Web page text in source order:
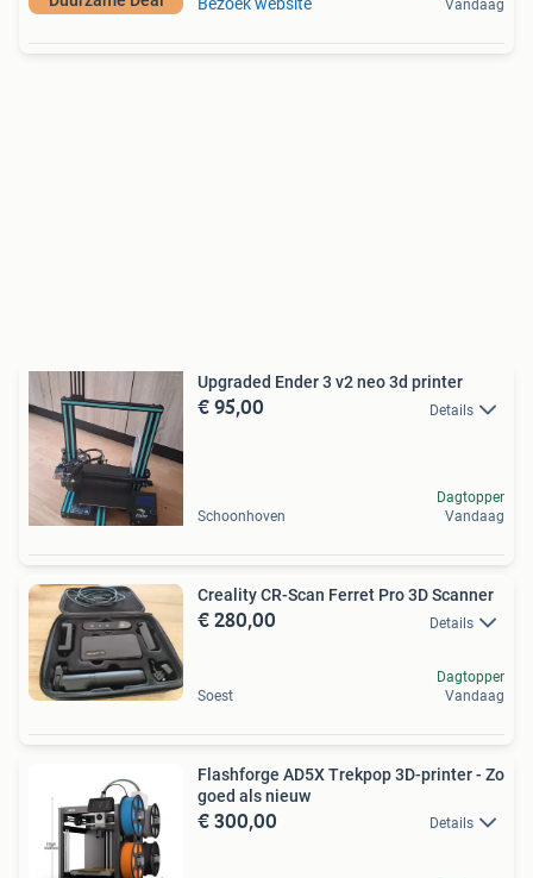
Bezoek website
Vandaag
Upgraded Ender 3 v2 neo 3d printer
€ 95,00 Details
Schoonhoven
Dagtopper
Vandaag
Creality CR-Scan Ferret Pro 3D Scanner
€ 280,00 Details
Soest
Dagtopper
Vandaag
Flashforge AD5X Trekpop 3D-printer - Zo
goed als nieuw
€ 300,00 Details